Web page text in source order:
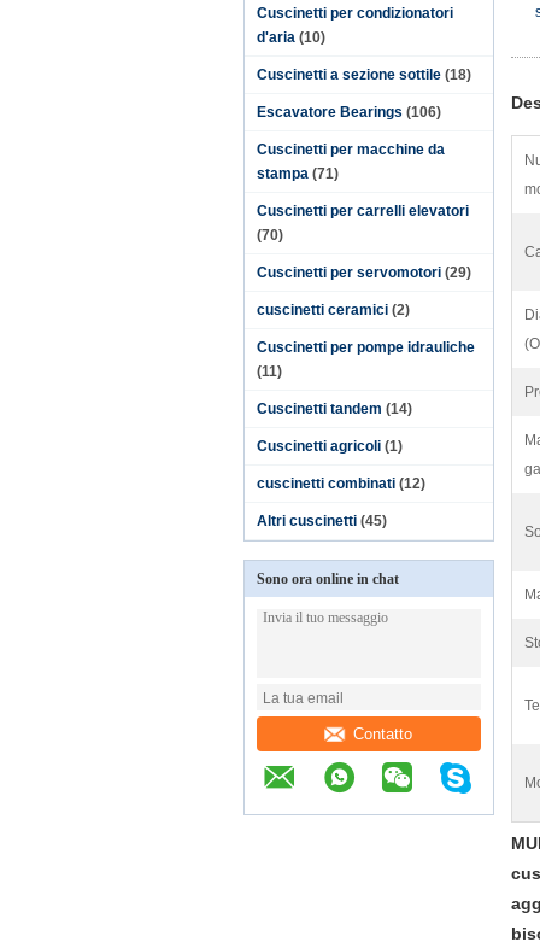
Cuscinetti per condizionatori
d'aria (10)
Cuscinetti a sezione sottile (18)
Escavatore Bearings (106)
Cuscinetti per macchine da
stampa (71)
Cuscinetti per carrelli elevatori
(70)
Cuscinetti per servomotori (29)
cuscinetti ceramici (2)
Cuscinetti per pompe idrauliche
(11)
Cuscinetti tandem (14)
Cuscinetti agricoli (1)
cuscinetti combinati (12)
Altri cuscinetti (45)
Sono ora online in chat
Contatto